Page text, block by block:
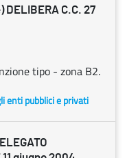
DELIBERA C.C. 27
tipo - zona B2.
enti pubblici e privati